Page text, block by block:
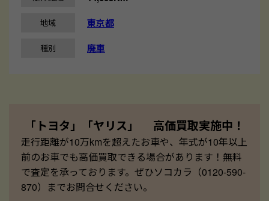
地域 東京都
種別 廃車
「トヨタ」「ヤリス」 高価買取実施中！
走行距離が10万kmを超えたお車や、年式が10年以上
前のお車でも高価買取できる場合があります！無料
で査定を承っております。ぜひソコカラ（0120-590-
870）までお問合せください。